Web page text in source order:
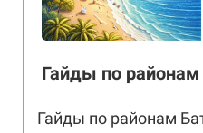
Гайды по районам
Гайды по районам